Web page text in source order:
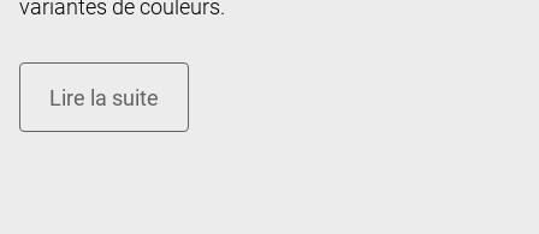
variantes de couleurs.